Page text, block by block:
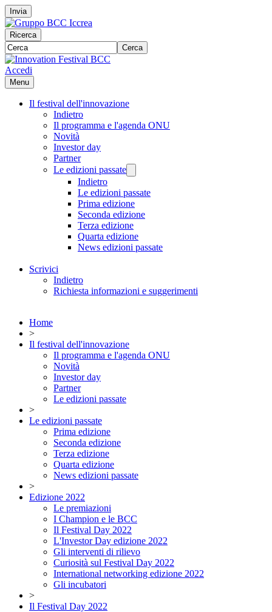
Invia
Ricerca
Cerca
Accedi
Menu
Il festival dell'innovazione
Indietro
Il programma e l'agenda ONU
Novità
Investor day
Partner
Le edizioni passate
Indietro
Le edizioni passate
Prima edizione
Seconda edizione
Terza edizione
Quarta edizione
News edizioni passate
Scrivici
Indietro
Richiesta informazioni e suggerimenti
Home
>
Il festival dell'innovazione
Il programma e l'agenda ONU
Novità
Investor day
Partner
Le edizioni passate
>
Le edizioni passate
Prima edizione
Seconda edizione
Terza edizione
Quarta edizione
News edizioni passate
>
Edizione 2022
Le premiazioni
I Champion e le BCC
Il Festival Day 2022
L'Investor Day edizione 2022
Gli interventi di rilievo
Curiosità sul Festival Day 2022
International networking edizione 2022
Gli incubatori
>
Il Festival Day 2022